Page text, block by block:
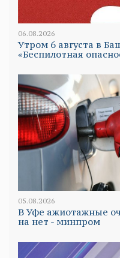
06.08.2026
Утром 6 августа в
«Беспилотная
05.08.2026
В Уфе ажиотажные
на нет - минпром